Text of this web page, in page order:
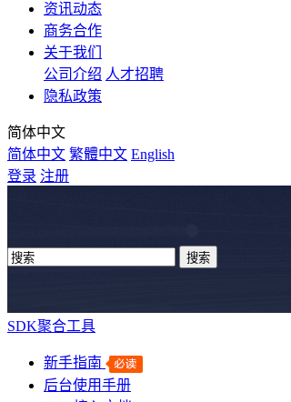
资讯动态
商务合作
关于我们
公司介绍 人才招聘
隐私政策
简体中文
简体中文 繁體中文 English
登录 注册
SDK聚合工具
新手指南
后台使用手册